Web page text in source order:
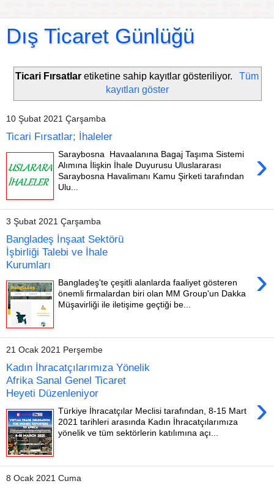
Dış Ticaret Günlüğü
Ticari Fırsatlar etiketine sahip kayıtlar gösteriliyor.
Tüm
kayıtları göster
10 Şubat 2021 Çarşamba
Ticari Fırsatlar; İhaleler
›
Saraybosna Havaalanına Bagaj Taşıma Sistemi
Alımına İlişkin İhale Duyurusu Uluslararası
Saraybosna Havalimanı Kamu Şirketi tarafından
Ulu...
3 Şubat 2021 Çarşamba
Bangladeş İnşaat Sektörü
İşbirliği Talebi ve İhale
Kurumları
›
Bangladeş'te çeşitli alanlarda faaliyet gösteren
önemli firmalardan biri olan MM Group'un Dakka
Müşavirliği ile iletişime geçtiği be...
21 Ocak 2021 Perşembe
Kadın İhracatçılarımıza Yönelik
Afrika Sanal Genel Ticaret
Heyeti Düzenleniyor
›
Türkiye İhracatçılar Meclisi tarafından, 8-15 Mart
2021 tarihleri arasında Kadın İhracatçılarımıza
yönelik ve tüm sektörlerin katılımına açı...
8 Ocak 2021 Cuma